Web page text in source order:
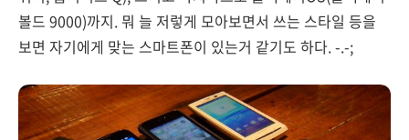
볼드 9000)까지. 뭐 늘 저렇게 모아보면서 쓰는 스타일 등을
보면 자기에게 맞는 스마트폰이 있는거 같기도 하다. -.-;